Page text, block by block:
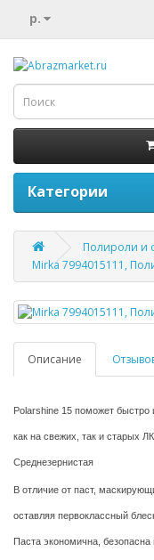
р.
Категории
Полироли и
Mirka 7994015111,
Описание
Polarshine 15 поможет быстро
как на свежих, так и старых
Среднезернистая
В отличие от паст,
оставляя первоклассный
Паста экономична, безопасна